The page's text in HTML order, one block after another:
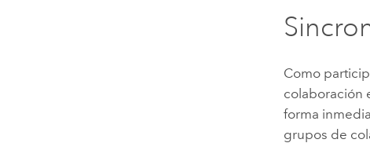
Como
colaboración
forma
grupos de